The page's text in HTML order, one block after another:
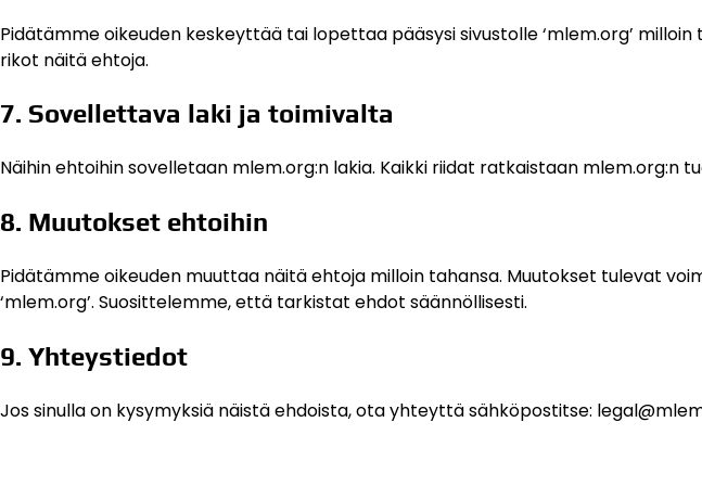
Pidätämme oikeuden keskeyttää tai lopettaa pääsysi sivustolle ‘mlem.org’
rikot näitä ehtoja.
7. Sovellettava laki ja toimivalta
Näihin ehtoihin sovelletaan mlem.org:n lakia. Kaikki riidat ratkaistaan mlem.org:n
8. Muutokset ehtoihin
Pidätämme oikeuden muuttaa näitä ehtoja milloin tahansa. Muutokset tulevat
‘mlem.org’. Suosittelemme, että tarkistat ehdot säännöllisesti.
9. Yhteystiedot
Jos sinulla on kysymyksiä näistä ehdoista, ota yhteyttä sähköpostitse: